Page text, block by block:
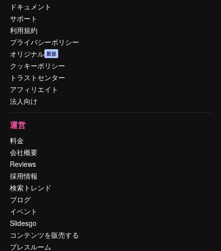
ドキュメント
サポート
利用規約
プライバシーポリシー
オリジナル 新規
クッキーポリシー
トラストセンター
アフィリエイト
法人向け
運営
料金
会社概要
Reviews
採用情報
検索トレンド
ブログ
イベント
Slidesgo
コンテンツを販売する
プレスルーム